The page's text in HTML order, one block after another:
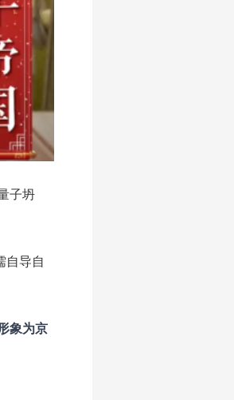
子坍
自导自
象为京